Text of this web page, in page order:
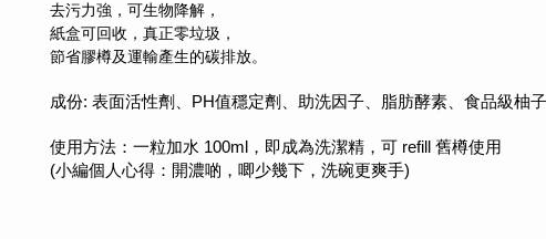
去污力強， 可生物降解，
紙盒可回收，真正零垃圾，
節省膠樽及運輸產生的碳排放。
成份: 表面活性劑、PH值穩定劑、助洗因子、脂肪酵素、食品級柚
使用方法：一粒加水 100ml，即成為洗潔精，可 refill 舊樽使用
(小編個人心得：開濃啲，唧少幾下，洗碗更爽手)